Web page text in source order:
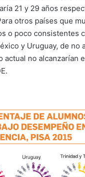
21 y 29 años
otros países que
o poco consistentes
y Uruguay, de no
actual no alcanzarían